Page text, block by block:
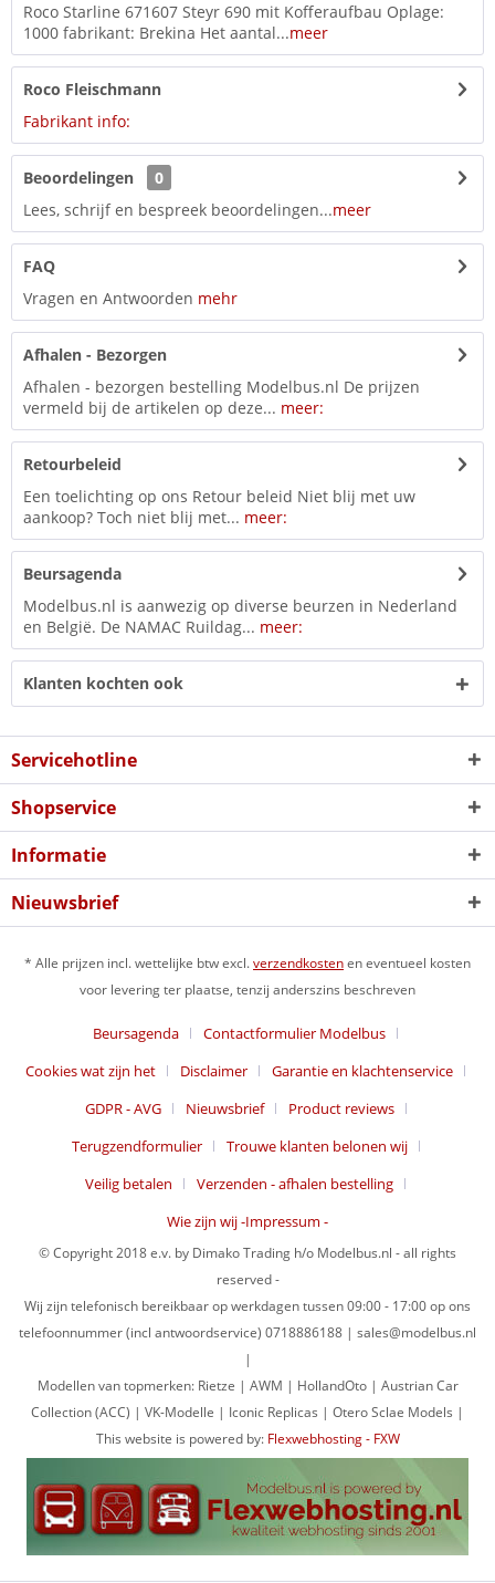
Roco Starline 671607 Steyr 690 mit Kofferaufbau Oplage:
1000 fabrikant: Brekina Het aantal...meer
Roco Fleischmann
Fabrikant info:
Beoordelingen
0
Lees, schrijf en bespreek beoordelingen...meer
FAQ
Vragen en Antwoorden mehr
Afhalen - Bezorgen
Afhalen - bezorgen bestelling Modelbus.nl De prijzen
vermeld bij de artikelen op deze... meer:
Retourbeleid
Een toelichting op ons Retour beleid Niet blij met uw
aankoop? Toch niet blij met... meer:
Beursagenda
Modelbus.nl is aanwezig op diverse beurzen in Nederland
en België. De NAMAC Ruildag... meer:
Klanten kochten ook
Servicehotline
Shopservice
Informatie
Nieuwsbrief
* Alle prijzen incl. wettelijke btw excl.verzendkostenen eventueel kosten
voor levering ter plaatse, tenzij anderszins beschreven
Beursagenda
Contactformulier Modelbus
Cookies wat zijn het
Disclaimer
Garantie en klachtenservice
GDPR - AVG
Nieuwsbrief
Product reviews
Terugzendformulier
Trouwe klanten belonen wij
Veilig betalen
Verzenden - afhalen bestelling
Wie zijn wij -Impressum -
© Copyright 2018 e.v. by Dimako Trading h/o Modelbus.nl - all rights
reserved -
Wij zijn telefonisch bereikbaar op werkdagen tussen 09:00 - 17:00 op ons
telefoonnummer (incl antwoordservice) 0718886188 | sales@modelbus.nl
|
Modellen van topmerken: Rietze | AWM | HollandOto | Austrian Car
Collection (ACC) | VK-Modelle | Iconic Replicas | Otero Sclae Models |
This website is powered by: Flexwebhosting - FXW